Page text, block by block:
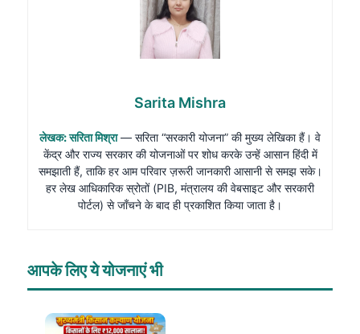
Sarita Mishra
लेखक: सरिता मिश्रा— सरिता “सरकारी योजना” की मुख्य लेखिका हैं। वे
केंद्र और राज्य सरकार की योजनाओं पर शोध करके उन्हें आसान हिंदी में
समझाती हैं, ताकि हर आम परिवार ज़रूरी जानकारी आसानी से समझ सके।
हर लेख आधिकारिक स्रोतों (PIB, मंत्रालय की वेबसाइट और सरकारी
पोर्टल) से जाँचने के बाद ही प्रकाशित किया जाता है।
आपके लिए ये योजनाएं भी